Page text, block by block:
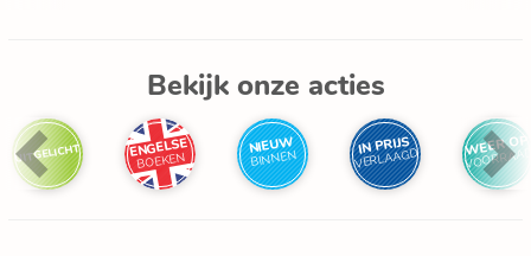
Bekijk onze acties
UITGELICHT ENGELSE
BOEKEN
NIEUW
BINNEN IN PRIJS
VERLAAGD WEER OP